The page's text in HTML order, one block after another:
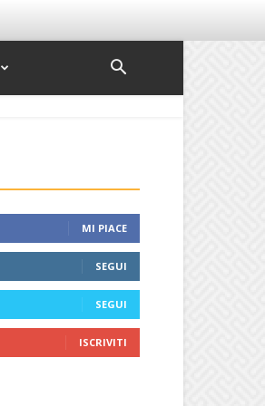
MI PIACE
SEGUI
SEGUI
ISCRIVITI